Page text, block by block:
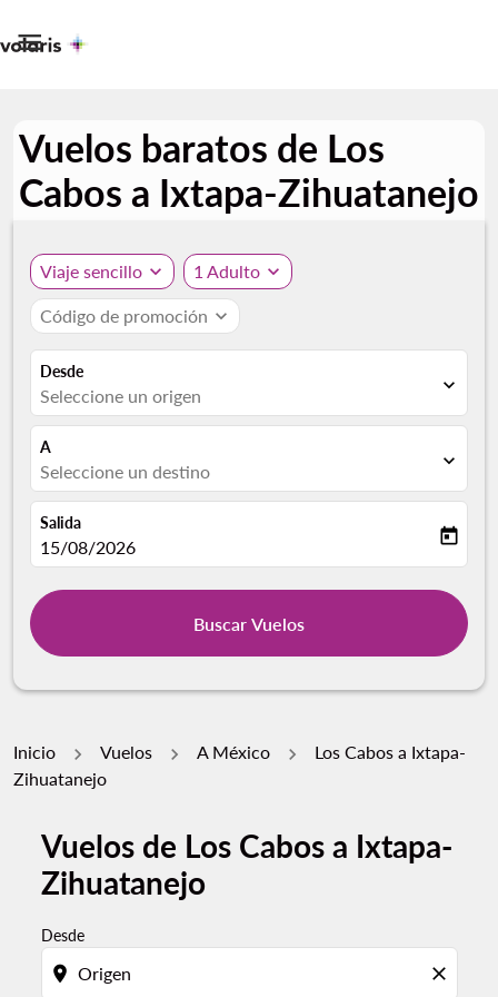

Vuelos baratos de Los
Cabos a Ixtapa-Zihuatanejo
Viaje sencillo expand_more 1 Adulto expand_more
Código de promoción expand_more
Desde
Seleccione un origen expand_more
A
Seleccione un destino expand_more
Salida
fc-booking-departure-date-aria-label
15/08/2026 today
Buscar Vuelos
Inicio Vuelos A México
Los Cabos a Ixtapa-
Zihuatanejo
Vuelos de Los Cabos a Ixtapa-
Zihuatanejo
Desde
location_on close
Por favor, intente actualizar su ruta (origen y / o